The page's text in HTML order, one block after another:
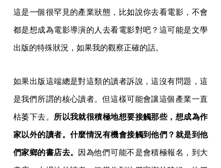
如果出版這端總是對這類的讀者訴說，這沒有問題，這
是我們所謂的核心讀者。但這樣可能會讓這個產業一直
枯萎下去。所以我就很積極地想要接觸那些，想成為作
們家鄉的書店去。因為他們可能不是會積極報名，到大
書店、大場地的讀者，但當你到他們家鄉的時候，他們
才會出現。